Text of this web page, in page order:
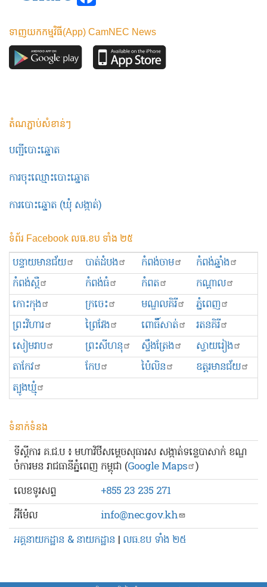
ទាញយកកម្មវិធី(App) CamNEC News
តំណភ្ជាប់សំខាន់ៗ
បញ្ជីបោះឆ្នោត
ការចុះឈ្មោះបោះឆ្នោត
ការបោះឆ្នោត (ឃុំ សង្កាត់)
ទំព័រ Facebook លធ.ខប ទាំង ២៥
បន្ទាយមានជ័យ បាត់ដំបង កំពង់ចាម
កំពង់ឆ្នាំង
កំពង់ស្ពឺ
កំពង់ធំ កំពត
កណ្ដាល
កោះកុង
ក្រចេះ មណ្ឌលគិរី
ភ្នំពេញ
ព្រះ​វិហារ
ព្រៃវែង ពោធិ៍សាត់
រតនគិរី
សៀមរាប
ព្រះសីហនុ ស្ទឹងត្រែង
ស្វាយរៀង
តាកែវ
កែប ប៉ៃលិន
ឧត្ដរមានជ័យ
ត្បូងឃ្មុំ
ទំនាក់ទំនង
ទីស្ដីការ គ.ជ.ប ៖ មហាវិថីសម្ដេចសុធារស សង្កាត់ទន្លេបាសាក់ ខណ្ឌ
ចំការមន រាជធានីភ្នំពេញ កម្ពុជា (Google Maps )
លេខ​ទូរសព្ទ
+855 23 235 271
អ៊ីម៉ែល
info@nec.gov.kh
អគ្គនាយកដ្ឋាន & នាយកដ្ឋាន | លធ.ខប ទាំង ២៥